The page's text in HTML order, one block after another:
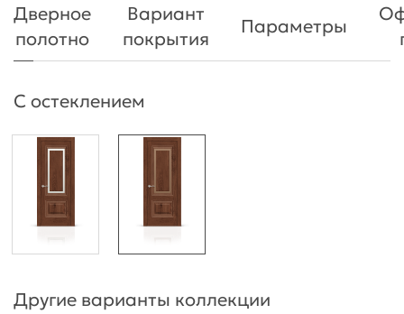
Дверное
полотно
Вариант
покрытия
Параметры
С остеклением
Другие варианты коллекции